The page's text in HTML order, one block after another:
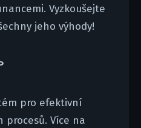
Vyzkoušejte
jeho výhody!
pro efektivní
Více na